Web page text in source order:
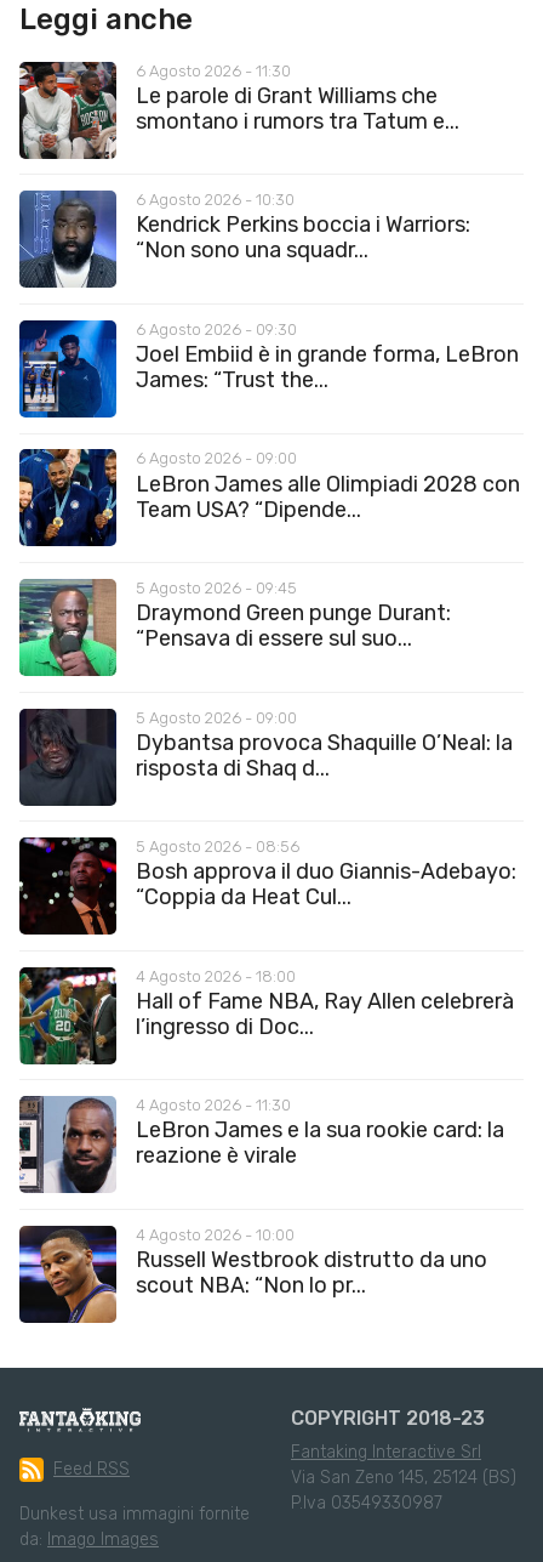
Leggi anche
6 Agosto 2026 - 11:30
Le parole di Grant Williams che
smontano i rumors tra Tatum e...
6 Agosto 2026 - 10:30
Kendrick Perkins boccia i Warriors:
“Non sono una squadr...
6 Agosto 2026 - 09:30
Joel Embiid è in grande forma, LeBron
James: “Trust the...
6 Agosto 2026 - 09:00
LeBron James alle Olimpiadi 2028 con
Team USA? “Dipende...
5 Agosto 2026 - 09:45
Draymond Green punge Durant:
“Pensava di essere sul suo...
5 Agosto 2026 - 09:00
Dybantsa provoca Shaquille O’Neal: la
risposta di Shaq d...
5 Agosto 2026 - 08:56
Bosh approva il duo Giannis-Adebayo:
“Coppia da Heat Cul...
4 Agosto 2026 - 18:00
Hall of Fame NBA, Ray Allen celebrerà
l’ingresso di Doc...
4 Agosto 2026 - 11:30
LeBron James e la sua rookie card: la
reazione è virale
4 Agosto 2026 - 10:00
Russell Westbrook distrutto da uno
scout NBA: “Non lo pr...
Feed RSS
Dunkest usa immagini fornite
da: Imago Images
COPYRIGHT 2018-23
Fantaking Interactive Srl
Via San Zeno 145, 25124 (BS)
P.Iva 03549330987